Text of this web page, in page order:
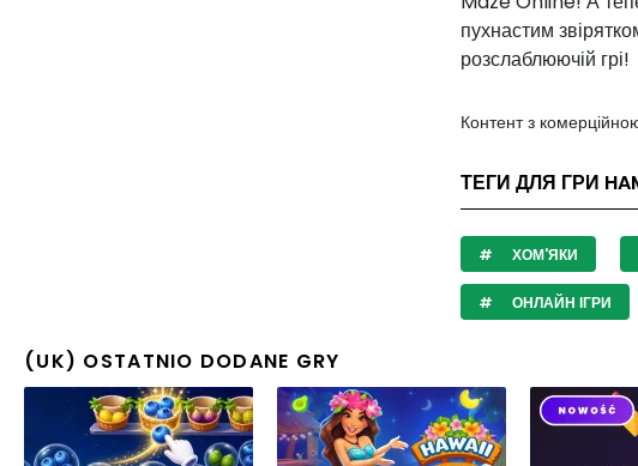
пухнастим
розслаблюючій грі!
Контент з
ТЕГИ ДЛЯ ГРИ
ХОМ'ЯКИ
ОНЛАЙН ІГРИ
(UK) OSTATNIO DODANE GRY